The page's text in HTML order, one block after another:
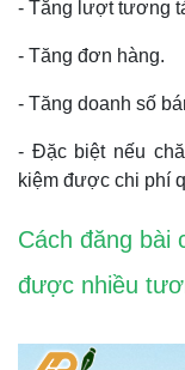
- Tăng lượt tương
- Tăng đơn hàng.
- Tăng doanh số
- Đặc biệt nếu
kiệm được chi phí
Cách đăng bài
được nhiều